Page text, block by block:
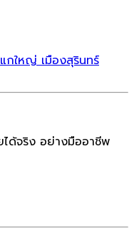
กใหญ่ เมืองสุรินทร์
ด้จริง อย่างมืออาชีพ